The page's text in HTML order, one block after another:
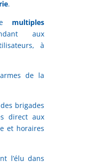
.
multiples
aux
à
de la
brigades
direct aux
et horaires
l’élu dans